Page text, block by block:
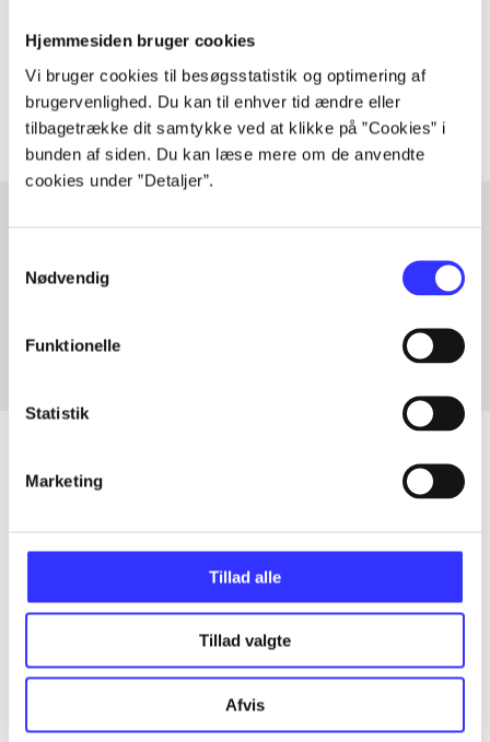
Hjemmesiden bruger cookies
Vi bruger cookies til besøgsstatistik og optimering af
brugervenlighed. Du kan til enhver tid ændre eller
tilbagetrække dit samtykke ved at klikke på ”Cookies” i
bunden af siden. Du kan læse mere om de anvendte
cookies under ”Detaljer”.
Nødvendig
Funktionelle
Statistik
Marketing
Tillad alle
Tillad valgte
Afvis
Tidsskrift
Artiklerne i handler ofte om
Artikler med samme emner
Alle registrerede artikler fordelt på udgivelser
...
...